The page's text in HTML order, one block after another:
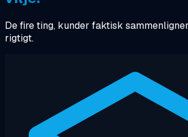
De fire ting, kunder faktisk
rigtigt.